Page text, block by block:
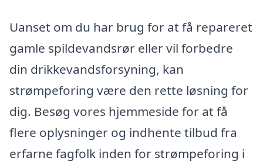
Uanset om du har brug for at få repareret
gamle spildevandsrør eller vil forbedre
din drikkevandsforsyning, kan
strømpeforing være den rette løsning for
dig. Besøg vores hjemmeside for at få
flere oplysninger og indhente tilbud fra
erfarne fagfolk inden for strømpeforing i